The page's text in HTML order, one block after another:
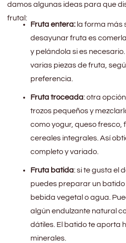
damos algunas ideas para que
frutal:
Fruta entera: la forma más
desayunar fruta es
y pelándola si es
varias piezas de fruta,
preferencia.
Fruta troceada: otra
trozos pequeños y
como yogur, queso fresco,
cereales integrales. Así
completo y variado.
Fruta batida: si te gusta el
puedes preparar un batido
bebida vegetal o agua.
algún endulzante natural
dátiles. El batido te aporta
minerales.